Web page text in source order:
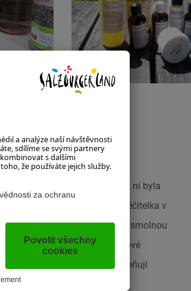
„Už jako malá holka jsem s ní byla
Dnes tato vyškolená léčitelka v
Mimo jiné arnikovou tinkturu, smolnou
rty „Kussmund“ z meduňkové
má také certifikát TEH, oceňují